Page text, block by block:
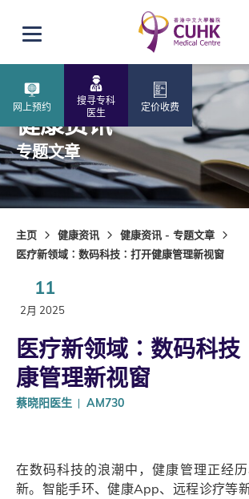
打开选单
网上预约
搜寻专科
医生
定价收费
健康资讯
专题文章
主页 健康资讯
健康资讯 - 专题文章
医疗新领域∶数码科技∶打开健康管理新视窗
11
2月 2025
医疗新领域∶数码科
康管理新视窗
蔡晓阳医生 AM730
在数码科技的浪潮中，健康管理正经
新。智能手环、健康App、远程诊疗等